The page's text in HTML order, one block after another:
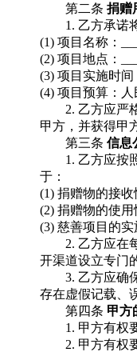
第二条捐赠
1. 乙方承诺
(1) 项目名称：
(2) 项目地点：
(3) 项目实施时间
(4) 项目预算：人
2. 乙方应严
甲方，并获得甲
第三条信息
1. 乙方应按
于：
(1) 捐赠物的接
(2) 捐赠物的使
(3) 慈善项目的
2. 乙方应在
开渠道设立专门
3. 乙方应确
存在虚假记载、
第四条 甲方
1. 甲方有权
2. 甲方有权